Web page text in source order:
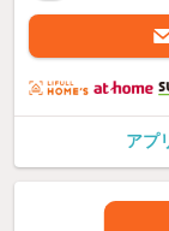
アプ